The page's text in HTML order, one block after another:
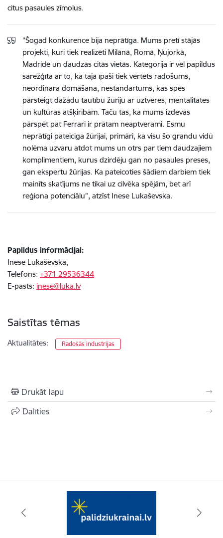
citus pasaules zīmolus.
“Šogad konkurence bija neprātīga. Mums pretī stājās
projekti, kuri tiek realizēti Milānā, Romā, Ņujorkā,
Madridē un daudzās citās vietās. Kategorija ir vēl papildus
sarežģīta ar to, ka tajā īpaši tiek vērtēts radošums,
neordināra domāšana, nestandartums, kas spēs
pārsteigt dažādu tautību žūriju ar uztveres, mentalitātes
un kultūras atšķirībām. Taču tas, ka mums izdevās
pārspēt pat Ferrari ir prātam neaptverami. Esmu
neprātīgi pateicīga žūrijai, primāri, ka visu šo grandu vidū
nolēma uzvaru atdot mums un otrs par tiem daudzajiem
komplimentiem, kurus dzirdēju gan no pasaules preses,
gan ekspertu žūrijas. Ka pateicoties šādiem darbiem tiek
mainīts skatījums ne tikai uz cilvēka spējām, bet arī
reģiona potenciālu”, atzīst Inese Lukaševska.
Papildus informācijai:
Inese Lukaševska,
Telefons: +371 29536344
E-pasts: inese@luka.lv
Saistītas tēmas
Aktualitātes: Radošās industrijas
Drukāt lapu
Dalīties